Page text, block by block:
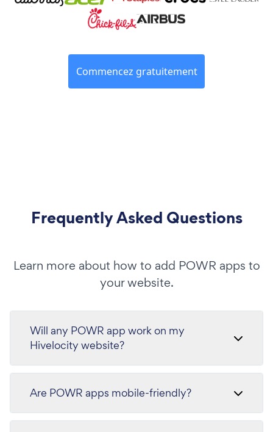
Commencez gratuitement
Frequently Asked Questions
Learn more about how to add POWR apps to
your website.
Will any POWR app work on my
Hivelocity website?
Are POWR apps mobile-friendly?